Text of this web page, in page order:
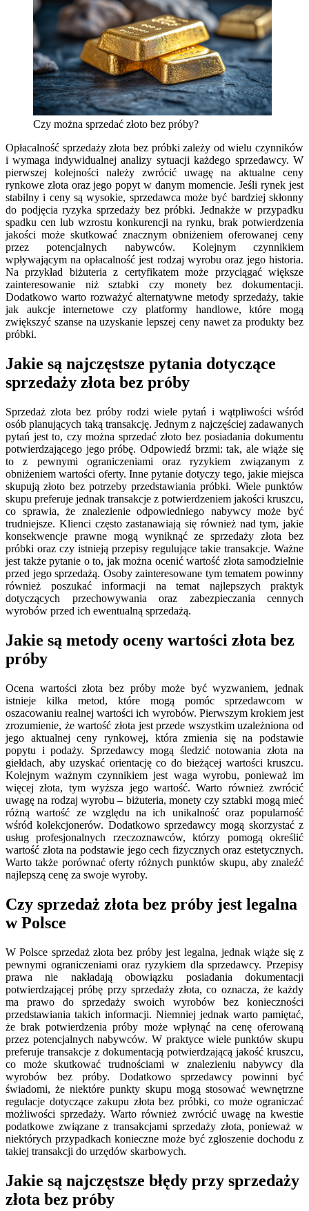
Czy można sprzedać złoto bez próby?
Opłacalność sprzedaży złota bez próbki zależy od wielu czynników
i wymaga indywidualnej analizy sytuacji każdego sprzedawcy. W
pierwszej kolejności należy zwrócić uwagę na aktualne ceny
rynkowe złota oraz jego popyt w danym momencie. Jeśli rynek jest
stabilny i ceny są wysokie, sprzedawca może być bardziej skłonny
do podjęcia ryzyka sprzedaży bez próbki. Jednakże w przypadku
spadku cen lub wzrostu konkurencji na rynku, brak potwierdzenia
jakości może skutkować znacznym obniżeniem oferowanej ceny
przez potencjalnych nabywców. Kolejnym czynnikiem
wpływającym na opłacalność jest rodzaj wyrobu oraz jego historia.
Na przykład biżuteria z certyfikatem może przyciągać większe
zainteresowanie niż sztabki czy monety bez dokumentacji.
Dodatkowo warto rozważyć alternatywne metody sprzedaży, takie
jak aukcje internetowe czy platformy handlowe, które mogą
zwiększyć szanse na uzyskanie lepszej ceny nawet za produkty bez
próbki.
Jakie są najczęstsze pytania dotyczące
sprzedaży złota bez próby
Sprzedaż złota bez próby rodzi wiele pytań i wątpliwości wśród
osób planujących taką transakcję. Jednym z najczęściej zadawanych
pytań jest to, czy można sprzedać złoto bez posiadania dokumentu
potwierdzającego jego próbę. Odpowiedź brzmi: tak, ale wiąże się
to z pewnymi ograniczeniami oraz ryzykiem związanym z
obniżeniem wartości oferty. Inne pytanie dotyczy tego, jakie miejsca
skupują złoto bez potrzeby przedstawiania próbki. Wiele punktów
skupu preferuje jednak transakcje z potwierdzeniem jakości kruszcu,
co sprawia, że znalezienie odpowiedniego nabywcy może być
trudniejsze. Klienci często zastanawiają się również nad tym, jakie
konsekwencje prawne mogą wyniknąć ze sprzedaży złota bez
próbki oraz czy istnieją przepisy regulujące takie transakcje. Ważne
jest także pytanie o to, jak można ocenić wartość złota samodzielnie
przed jego sprzedażą. Osoby zainteresowane tym tematem powinny
również poszukać informacji na temat najlepszych praktyk
dotyczących przechowywania oraz zabezpieczania cennych
wyrobów przed ich ewentualną sprzedażą.
Jakie są metody oceny wartości złota bez
próby
Ocena wartości złota bez próby może być wyzwaniem, jednak
istnieje kilka metod, które mogą pomóc sprzedawcom w
oszacowaniu realnej wartości ich wyrobów. Pierwszym krokiem jest
zrozumienie, że wartość złota jest przede wszystkim uzależniona od
jego aktualnej ceny rynkowej, która zmienia się na podstawie
popytu i podaży. Sprzedawcy mogą śledzić notowania złota na
giełdach, aby uzyskać orientację co do bieżącej wartości kruszcu.
Kolejnym ważnym czynnikiem jest waga wyrobu, ponieważ im
więcej złota, tym wyższa jego wartość. Warto również zwrócić
uwagę na rodzaj wyrobu – biżuteria, monety czy sztabki mogą mieć
różną wartość ze względu na ich unikalność oraz popularność
wśród kolekcjonerów. Dodatkowo sprzedawcy mogą skorzystać z
usług profesjonalnych rzeczoznawców, którzy pomogą określić
wartość złota na podstawie jego cech fizycznych oraz estetycznych.
Warto także porównać oferty różnych punktów skupu, aby znaleźć
najlepszą cenę za swoje wyroby.
Czy sprzedaż złota bez próby jest legalna
w Polsce
W Polsce sprzedaż złota bez próby jest legalna, jednak wiąże się z
pewnymi ograniczeniami oraz ryzykiem dla sprzedawcy. Przepisy
prawa nie nakładają obowiązku posiadania dokumentacji
potwierdzającej próbę przy sprzedaży złota, co oznacza, że każdy
ma prawo do sprzedaży swoich wyrobów bez konieczności
przedstawiania takich informacji. Niemniej jednak warto pamiętać,
że brak potwierdzenia próby może wpłynąć na cenę oferowaną
przez potencjalnych nabywców. W praktyce wiele punktów skupu
preferuje transakcje z dokumentacją potwierdzającą jakość kruszcu,
co może skutkować trudnościami w znalezieniu nabywcy dla
wyrobów bez próby. Dodatkowo sprzedawcy powinni być
świadomi, że niektóre punkty skupu mogą stosować wewnętrzne
regulacje dotyczące zakupu złota bez próbki, co może ograniczać
możliwości sprzedaży. Warto również zwrócić uwagę na kwestie
podatkowe związane z transakcjami sprzedaży złota, ponieważ w
niektórych przypadkach konieczne może być zgłoszenie dochodu z
takiej transakcji do urzędów skarbowych.
Jakie są najczęstsze błędy przy sprzedaży
złota bez próby